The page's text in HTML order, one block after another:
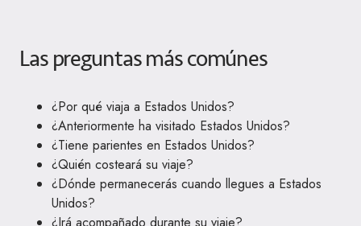
Las preguntas más comúnes
¿Por qué viaja a Estados Unidos?
¿Anteriormente ha visitado Estados Unidos?
¿Tiene parientes en Estados Unidos?
¿Quién costeará su viaje?
¿Dónde permanecerás cuando llegues a Estados
Unidos?